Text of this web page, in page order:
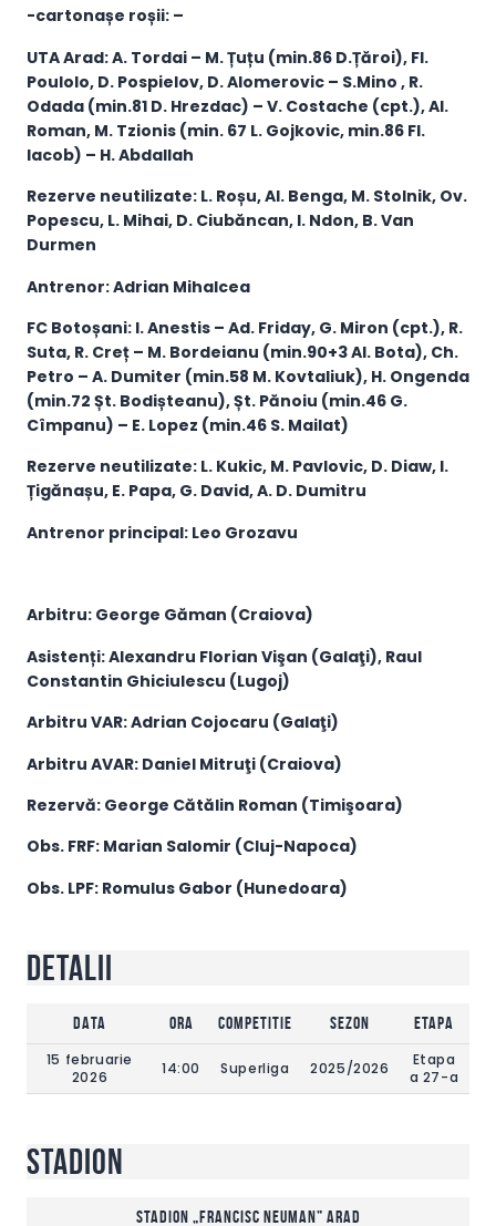
-cartonașe roșii: –
UTA Arad: A. Tordai – M. Țuțu (min.86 D.Țăroi), Fl.
Poulolo, D. Pospielov, D. Alomerovic – S.Mino , R.
Odada (min.81 D. Hrezdac) – V. Costache (cpt.), Al.
Roman, M. Tzionis (min. 67 L. Gojkovic, min.86 Fl.
Iacob) – H. Abdallah
Rezerve neutilizate: L. Roșu, Al. Benga, M. Stolnik, Ov.
Popescu, L. Mihai, D. Ciubăncan, I. Ndon, B. Van
Durmen
Antrenor: Adrian Mihalcea
FC Botoșani: I. Anestis – Ad. Friday, G. Miron (cpt.), R.
Suta, R. Creț – M. Bordeianu (min.90+3 Al. Bota), Ch.
Petro – A. Dumiter (min.58 M. Kovtaliuk), H. Ongenda
(min.72 Șt. Bodișteanu), Șt. Pănoiu (min.46 G.
Cîmpanu) – E. Lopez (min.46 S. Mailat)
Rezerve neutilizate: L. Kukic, M. Pavlovic, D. Diaw, l.
Țigănașu, E. Papa, G. David, A. D. Dumitru
Antrenor principal: Leo Grozavu
Arbitru: George Găman (Craiova)
Asistenți: Alexandru Florian Vişan (Galaţi), Raul
Constantin Ghiciulescu (Lugoj)
Arbitru VAR: Adrian Cojocaru (Galaţi)
Arbitru AVAR: Daniel Mitruţi (Craiova)
Rezervă: George Cătălin Roman (Timişoara)
Obs. FRF: Marian Salomir (Cluj-Napoca)
Obs. LPF: Romulus Gabor (Hunedoara)
Detalii
DATA Ora Competitie Sezon
ETAPA
15 februarie
2026
14:00 Superliga 2025/2026
Etapa
a 27-a
Stadion
Stadion „Francisc Neuman” Arad